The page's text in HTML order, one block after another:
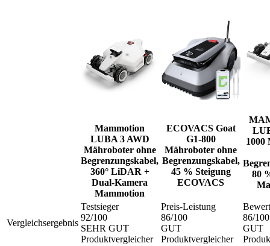
Mammotion
LUBA 3 AWD
Mähroboter ohne
Begrenzungskabel,
360° LiDAR +
Dual-Kamera
Mammotion
ECOVACS Goat
G1-800
Mähroboter ohne
Begrenzungskabel,
45 % Steigung
ECOVACS
1000
80
Vergleichsergebnis
Testsieger
92/100
SEHR GUT
Produktvergleicher
Preis-Leistung
86/100
GUT
Produktvergleicher
86/100
GUT